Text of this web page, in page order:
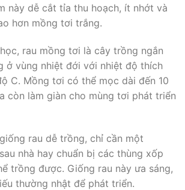
này dễ cắt tỉa thu hoạch, ít nhớt và
hơn mồng tơi trắng.
rau mồng tơi là cây trồng ngắn
ở vùng nhiệt đới với nhiệt độ thích
C. Mồng tơi có thể mọc dài đến 10
còn làm giàn cho mùng tơi phát triển
rau dễ trồng, chỉ cần một
nhà hay chuẩn bị các thùng xốp
trồng được. Giống rau này ưa sáng,
thường nhật để phát triển.